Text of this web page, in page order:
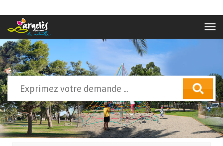
Formulaire de recherche